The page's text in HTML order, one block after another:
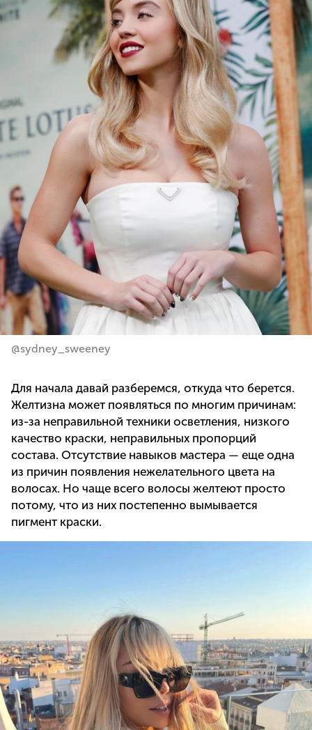
@sydney_sweeney
Для начала давай разберемся, откуда что берется.
Желтизна может появляться по многим причинам:
из-за неправильной техники осветления, низкого
качество краски, неправильных пропорций
состава. Отсутствие навыков мастера — еще одна
из причин появления нежелательного цвета на
волосах. Но чаще всего волосы желтеют просто
потому, что из них постепенно вымывается
пигмент краски.